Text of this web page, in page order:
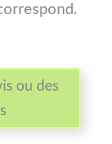
ou des